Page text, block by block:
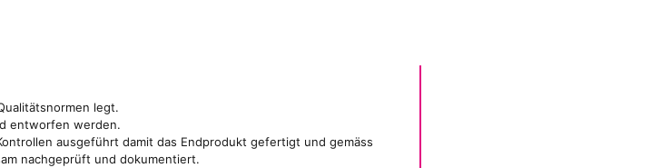
legt.
entworfen werden.
ausgeführt damit das Endprodukt gefertigt und gemäss
nachgeprüft und dokumentiert.